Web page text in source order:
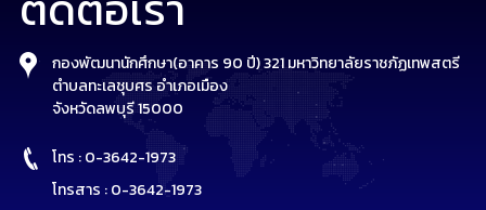
กองพัฒนานักศึกษา(อาคาร 90 ปี) 321 มหาวิทยาลัยราชภัฏเทพสตรี
ตำบลทะเลชุบศร อำเภอเมือง
จังหวัดลพบุรี 15000
โทร : 0-3642-1973
โทรสาร : 0-3642-1973